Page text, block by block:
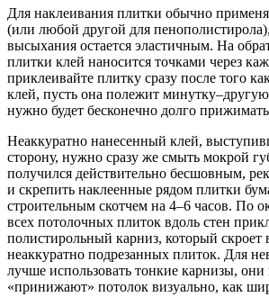
Для наклеивания плитки обычно
(или любой другой для
высыхания остается эластичным. На
плитки клей наносится точками через
приклеивайте плитку сразу после того
клей, пусть она полежит
нужно будет бесконечно долго
Неаккуратно нанесенный клей,
сторону, нужно сразу же смыть мокрой
получился действительно бесшовным,
и скрепить наклеенные рядом плитки
строительным скотчем на 4–6 часов. По
всех потолочных плиток вдоль стен
полистирольный карниз, который скроет
неаккуратно подрезанных плиток. Для
лучше использовать тонкие карнизы, они
«принижают» потолок визуально, как